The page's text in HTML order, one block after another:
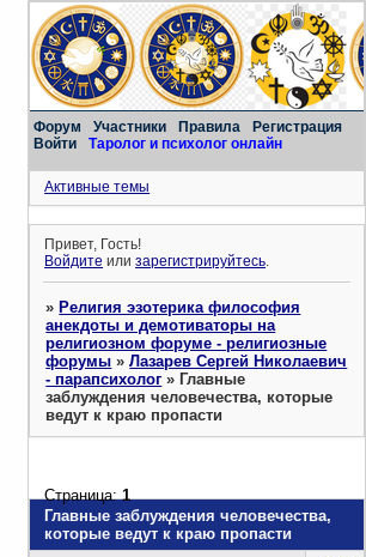
Форум Участники Правила
Регистрация
Войти
Таролог и психолог онлайн
Активные темы
Привет, Гость!
Войдите илизарегистрируйтесь.
»Религия эзотерика философия
анекдоты и демотиваторы на
религиозном форуме - религиозные
форумы »Лазарев Сергей Николаевич
- парапсихолог »Главные
заблуждения человечества, которые
ведут к краю пропасти
Главные заблуждения человечества,
которые ведут к краю пропасти
Страница:1